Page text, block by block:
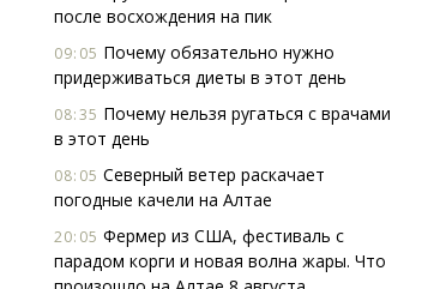
после восхождения на пик
09:05 Почему обязательно нужно
придерживаться диеты в этот день
08:35 Почему нельзя ругаться с врачами
в этот день
08:05 Северный ветер раскачает
погодные качели на Алтае
20:05 Фермер из США, фестиваль с
парадом корги и новая волна жары. Что